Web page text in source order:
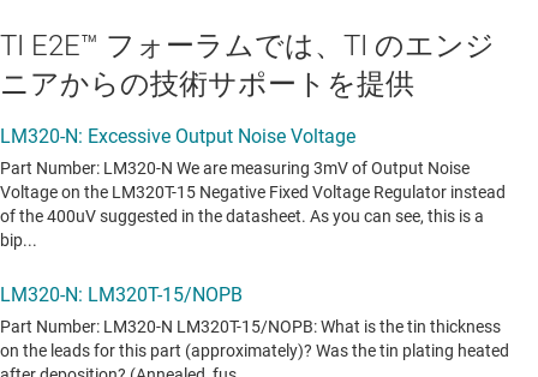
TI E2E™ フォーラムでは、TI のエンジ
ニアからの技術サポートを提供